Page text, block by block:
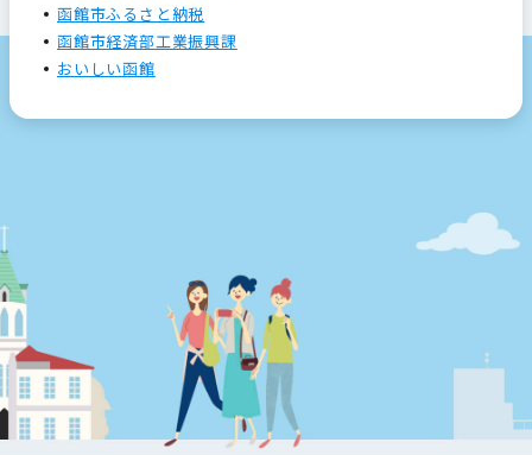
函館市ふるさと納税
函館市経済部工業振興課
おいしい函館